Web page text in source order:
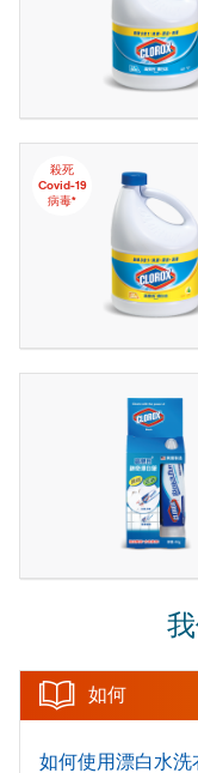
殺死
Covid-19
病毒*
如何
如何使用漂白水洗